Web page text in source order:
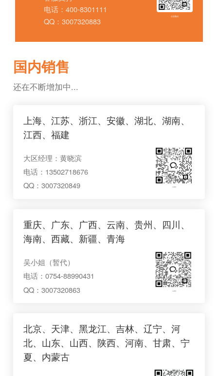
电话：400-8301111
QQ：3007320883
企业微信
国内销售
还在不断增加中...
上海、江苏、浙江、安徽、湖北、湖南、
江西、福建
大区经理：黄晓滨
电话：13502718676
QQ：3007320849
企业微信
重庆、广东、广西、云南、贵州、四川、
海南、西藏、新疆、青海
吴小姐（暂代）
电话：0754-88990431
QQ：3007320863
企业微信
北京、天津、黑龙江、吉林、辽宁、河
北、山东、山西、陕西、河南、甘肃、宁
夏、内蒙古